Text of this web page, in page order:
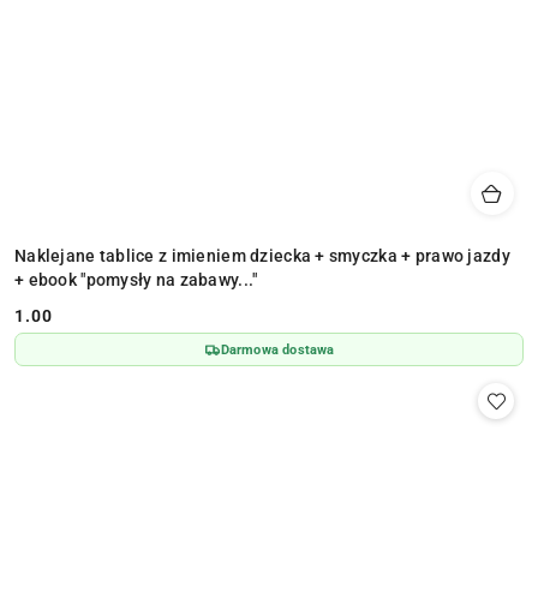
Naklejane tablice z imieniem dziecka + smyczka + prawo jazdy
+ ebook "pomysły na zabawy..."
Cena:
1.00
Darmowa dostawa